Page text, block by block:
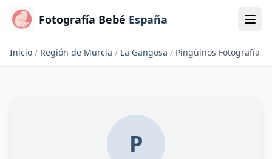
Fotografía Bebé España
Inicio / Región de Murcia / La Gangosa / Pingüinos Fotografía
P